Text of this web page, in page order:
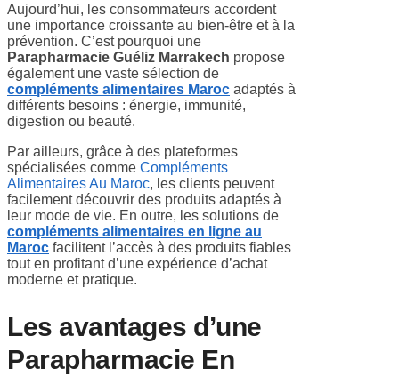
Aujourd’hui, les consommateurs accordent
une importance croissante au bien-être et à la
prévention. C’est pourquoi une
Parapharmacie Guéliz Marrakech propose
également une vaste sélection de
compléments alimentaires Maroc adaptés à
différents besoins : énergie, immunité,
digestion ou beauté.
Par ailleurs, grâce à des plateformes
spécialisées comme Compléments
Alimentaires Au Maroc, les clients peuvent
facilement découvrir des produits adaptés à
leur mode de vie. En outre, les solutions de
compléments alimentaires en ligne au
Maroc facilitent l’accès à des produits fiables
tout en profitant d’une expérience d’achat
moderne et pratique.
Les avantages d’une
Parapharmacie En